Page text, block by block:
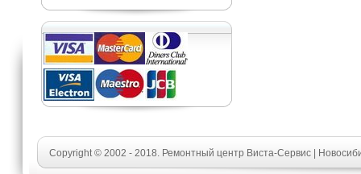
Copyright © 2002 - 2018. Ремонтный центр Виста-Сервис |